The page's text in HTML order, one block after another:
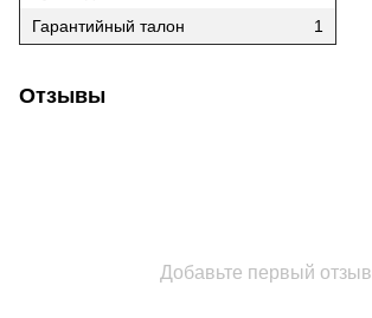
Гарантийный талон
1
Отзывы
Добавьте первый отзыв